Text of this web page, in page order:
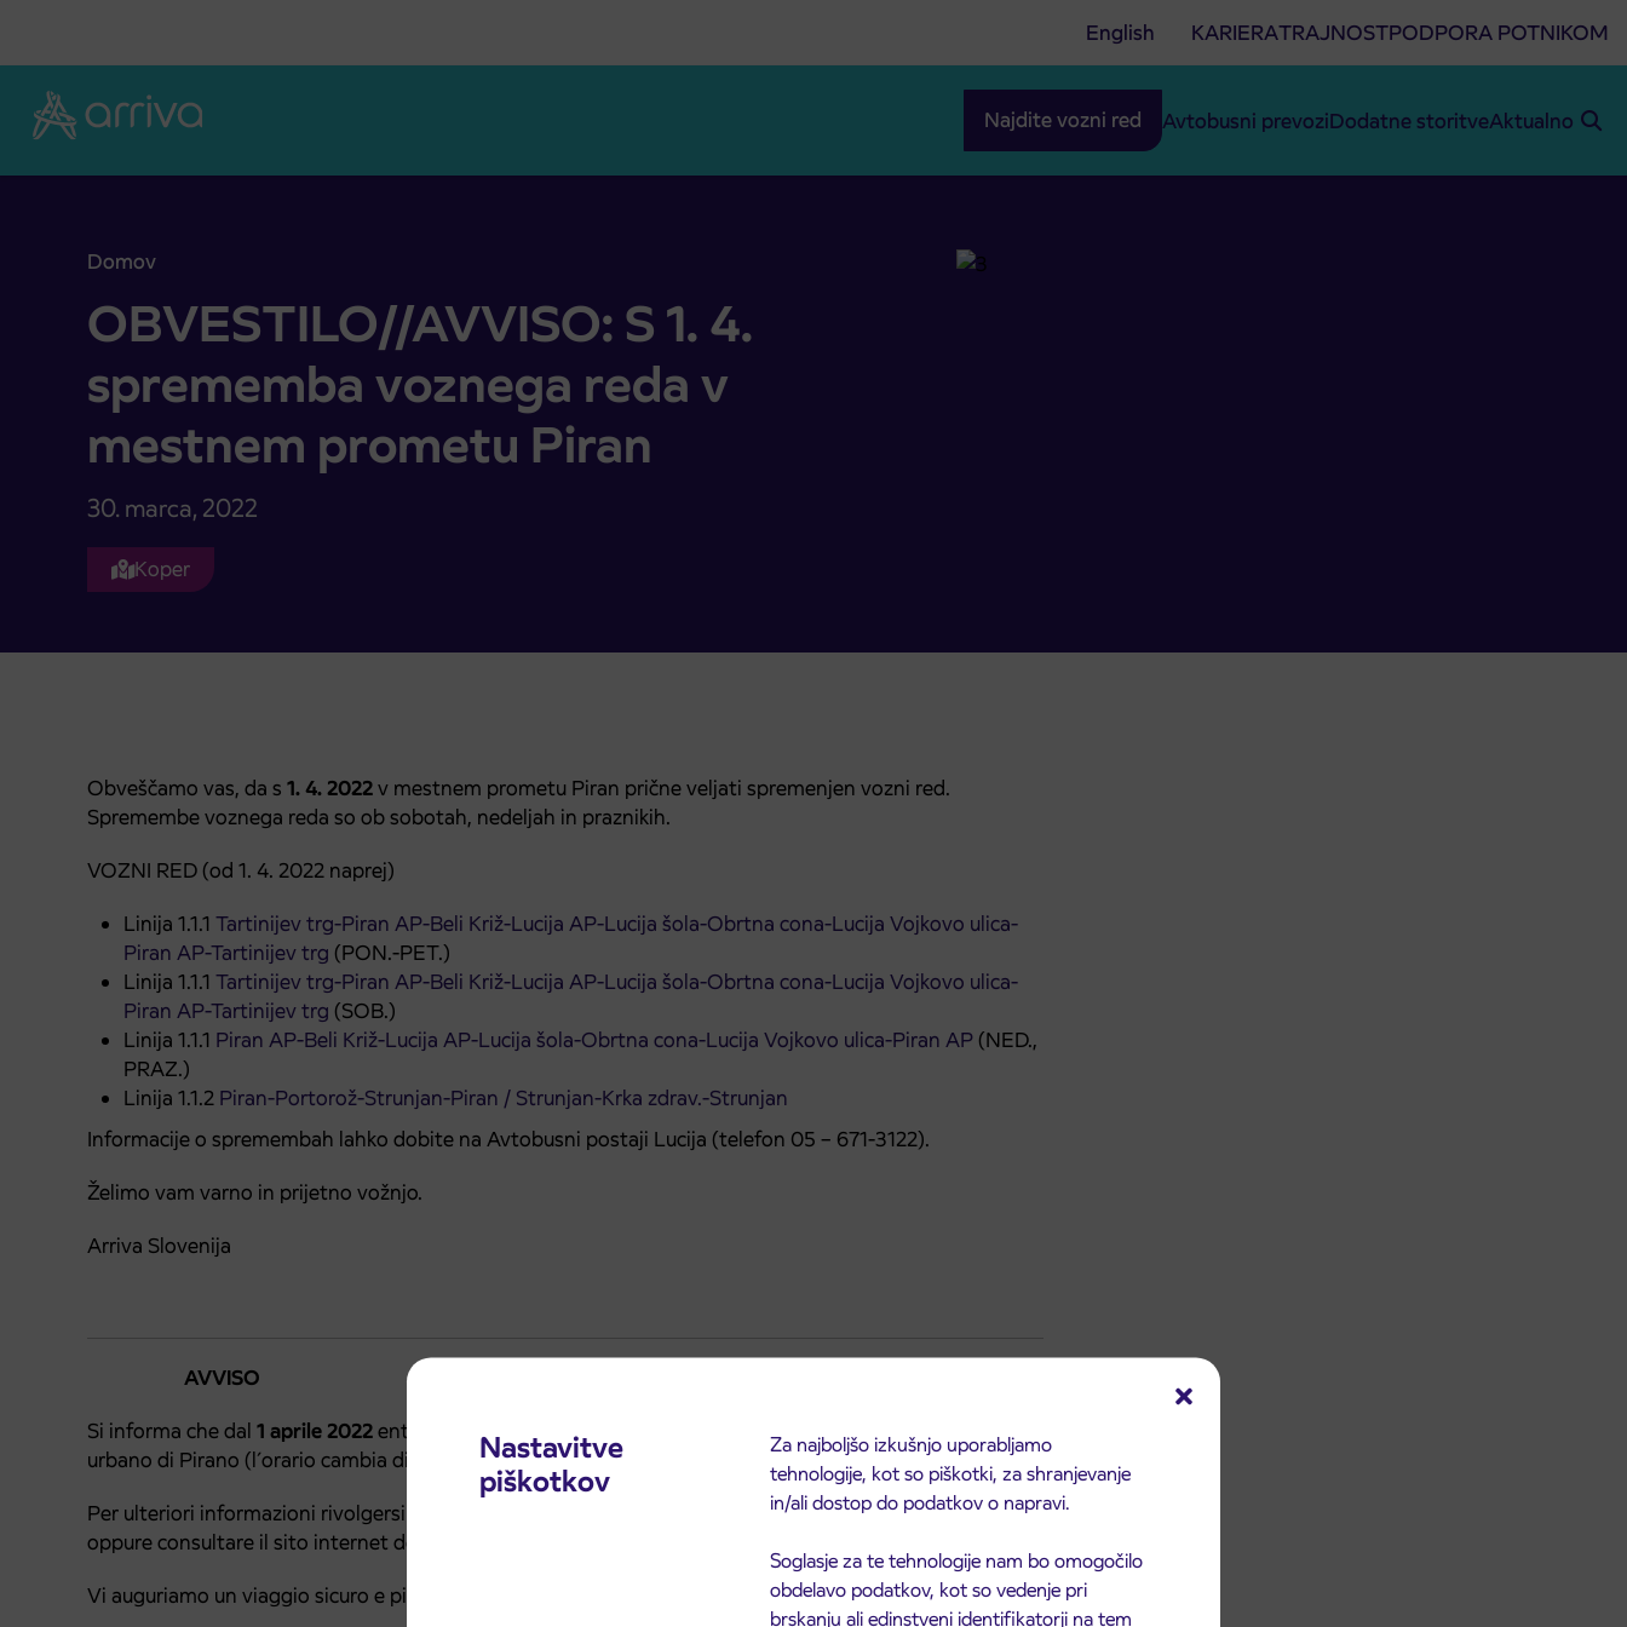
Nastavitve
piškotkov
Za najboljšo izkušnjo uporabljamo
tehnologije, kot so piškotki, za shranjevanje
in/ali dostop do podatkov o napravi.
Soglasje za te tehnologije nam bo omogočilo
obdelavo podatkov, kot so vedenje pri
brskanju ali edinstveni identifikatorji na tem
English KARIERATRAJNOSTPODPORA POTNIKOM
Najdite vozni red Avtobusni prevoziDodatne storitveAktualno
Domov
OBVESTILO//AVVISO: S 1. 4. sprememba voznega reda v mestnem prometu Piran
OBVESTILO//AVVISO: S 1. 4.
sprememba voznega reda v
mestnem prometu Piran
30. marca, 2022
Koper
Obveščamo vas, da s 1. 4. 2022v mestnem prometu Piran prične veljati spremenjen vozni red.
Spremembe voznega reda so ob sobotah, nedeljah in praznikih.
VOZNI RED (od 1. 4. 2022 naprej)
Linija 1.1.1 Tartinijev trg-Piran AP-Beli Križ-Lucija AP-Lucija šola-Obrtna cona-Lucija Vojkovo ulica-
Piran AP-Tartinijev trg (PON.-PET.)
Linija 1.1.1 Tartinijev trg-Piran AP-Beli Križ-Lucija AP-Lucija šola-Obrtna cona-Lucija Vojkovo ulica-
Piran AP-Tartinijev trg (SOB.)
Linija 1.1.1 Piran AP-Beli Križ-Lucija AP-Lucija šola-Obrtna cona-Lucija Vojkovo ulica-Piran AP (NED.,
PRAZ.)
Linija 1.1.2 Piran-Portorož-Strunjan-Piran / Strunjan-Krka zdrav.-Strunjan
Informacije o spremembah lahko dobite na Avtobusni postaji Lucija (telefon 05 – 671-3122).
Želimo vam varno in prijetno vožnjo.
Arriva Slovenija
AVVISO
Si informa che dal 1 aprile 2022entra in vigore l’orario modificato della rete di trasporto pubblico
urbano di Pirano (l´orario cambia di sabato, domenica e nei giorni festivi).
Per ulteriori informazioni rivolgersi alla Stazione degli autobus di Lucia (telefono +386 (0)5 – 671-3122)
oppure consultare il sito internet della societá Arriva (
Vi auguriamo un viaggio sicuro e piacevole.